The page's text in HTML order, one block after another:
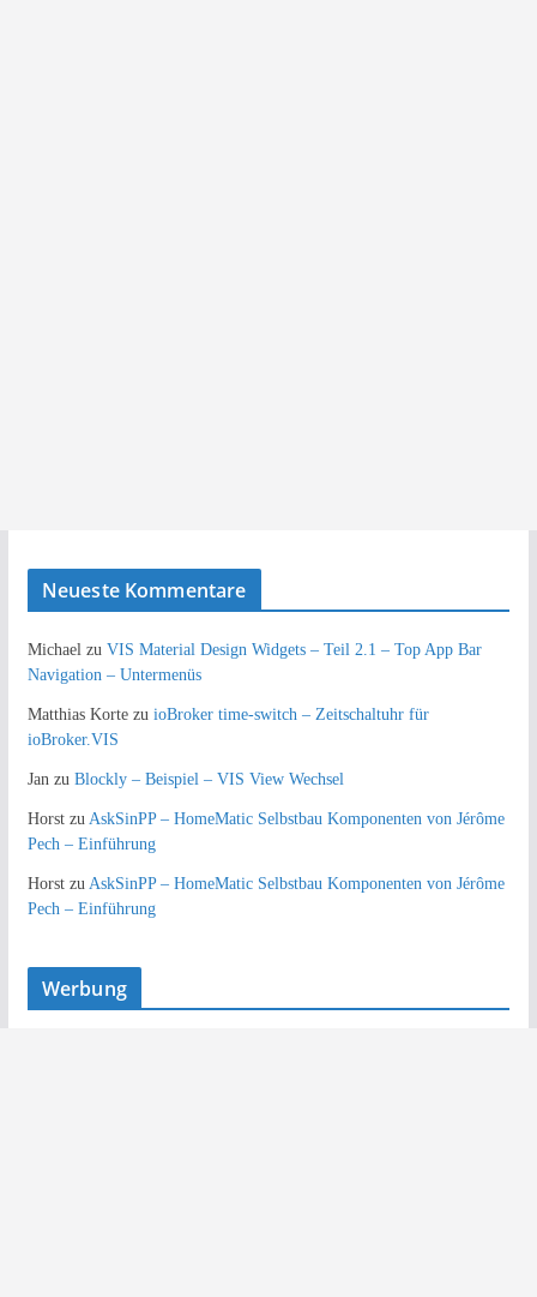
Neueste Kommentare
Michaelzu VIS Material Design Widgets – Teil 2.1 – Top App Bar
Navigation – Untermenüs
Matthias Kortezu ioBroker time-switch – Zeitschaltuhr für
ioBroker.VIS
Janzu Blockly – Beispiel – VIS View Wechsel
Horstzu AskSinPP – HomeMatic Selbstbau Komponenten von Jérôme
Pech – Einführung
Horstzu AskSinPP – HomeMatic Selbstbau Komponenten von Jérôme
Pech – Einführung
Werbung